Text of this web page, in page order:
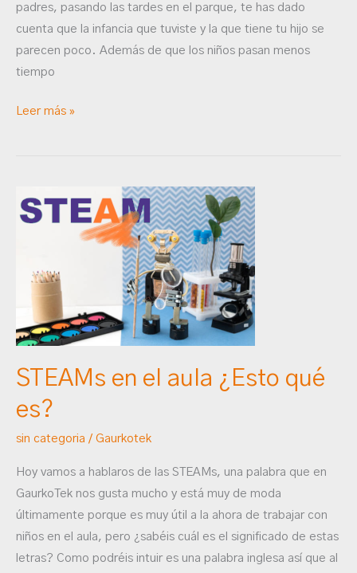
padres, pasando las tardes en el parque, te has dado
cuenta que la infancia que tuviste y la que tiene tu hijo se
parecen poco. Además de que los niños pasan menos
tiempo
Leer más »
STEAMs en el aula ¿Esto qué
es?
sin categoria / Gaurkotek
Hoy vamos a hablaros de las STEAMs, una palabra que en
GaurkoTek nos gusta mucho y está muy de moda
últimamente porque es muy útil a la ahora de trabajar con
niños en el aula, pero ¿sabéis cuál es el significado de estas
letras? Como podréis intuir es una palabra inglesa así que al
STEAMs
en
¿Esto
es?